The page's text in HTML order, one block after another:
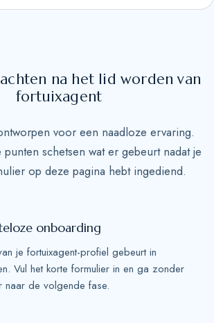
na het lid worden van
fortuixagent
voor een naadloze ervaring.
schetsen wat er gebeurt nadat je
op deze pagina hebt ingediend.
onboarding
je fortuixagent-profiel gebeurt in
Vul het korte formulier in en ga zonder
de volgende fase.